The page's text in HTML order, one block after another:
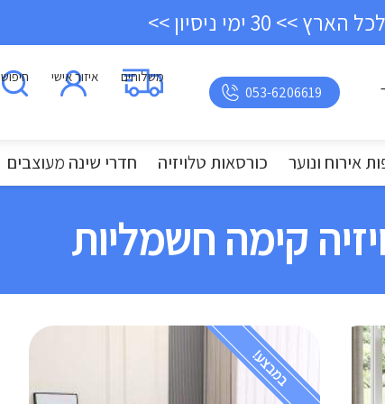
30 ימי ניסיון >>
053-6206619
משלוחים איזור אישי חיפוש
אירוח ונוער כורסאות טלויזיה חדרי שינה מעוצבים
קימה חשמליות
במבצע!